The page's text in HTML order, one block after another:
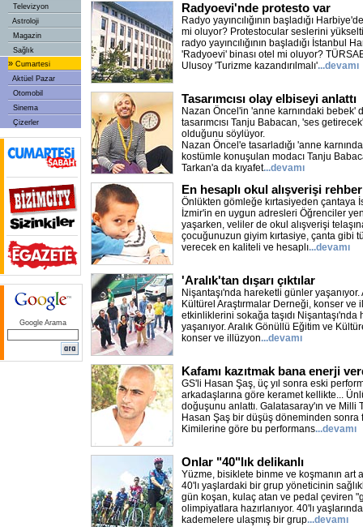
Televizyon
Astroloji
Magazin
Sağlık
» Cumartesi
Aktüel Pazar
Otomobil
Sinema
Çizerler
Google Arama
Radyoevi'nde protesto var
Radyo yayıncılığının başladığı
mi oluyor? Protestocular seslerini
radyo yayıncılığının başladığı İstanbul
'Radyoevi' binası otel mi oluyor?
Ulusoy 'Turizme kazandırılmalı'...devamı
Tasarımcısı olay elbiseyi anlattı
Nazan Öncel'in 'anne karnındaki bebek'
tasarımcısı Tanju Babacan, 'ses
olduğunu söylüyor.
Nazan Öncel'e tasarladığı 'anne
kostümle konuşulan modacı Tanju
Tarkan'a da kıyafet...devamı
En hesaplı okul alışverişi
Önlükten gömleğe kırtasiyeden çantaya
İzmir'in en uygun adresleri Öğrenciler yeni
yaşarken, veliler de okul alışverişi
çocuğunuzun giyim kırtasiye, çanta gibi
verecek en kaliteli ve hesaplı...devamı
'Aralık'tan dışarı çıktılar
Nişantaşı'nda hareketli günler
Kültürel Araştırmalar Derneği, konser
etkinliklerini sokağa taşıdı
yaşanıyor. Aralık Gönüllü Eğitim ve
konser ve illüzyon...devamı
Kafamı kazıtmak bana enerji
GS'li Hasan Şaş, üç yıl sonra eski
arkadaşlarına göre keramet kellikte...
doğuşunu anlattı. Galatasaray'ın ve Milli
Hasan Şaş bir düşüş döneminden sonra
Kimilerine göre bu performans...devamı
Onlar "40"lık delikanlı
Yüzme, bisiklete binme ve koşmanın art
40'lı yaşlardaki bir grup yöneticinin
gün koşan, kulaç atan ve pedal çeviren
olimpiyatlara hazırlanıyor. 40'lı
kademelere ulaşmış bir grup...devamı